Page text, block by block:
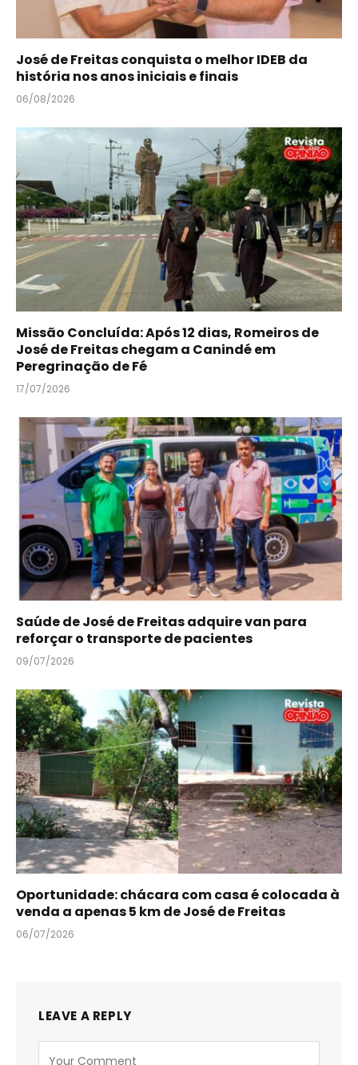
José de Freitas conquista o melhor IDEB da
história nos anos iniciais e finais
06/08/2026
Missão Concluída: Após 12 dias, Romeiros de
José de Freitas chegam a Canindé em
Peregrinação de Fé
17/07/2026
Saúde de José de Freitas adquire van para
reforçar o transporte de pacientes
09/07/2026
Oportunidade: chácara com casa é colocada à
venda a apenas 5 km de José de Freitas
06/07/2026
LEAVE A REPLY